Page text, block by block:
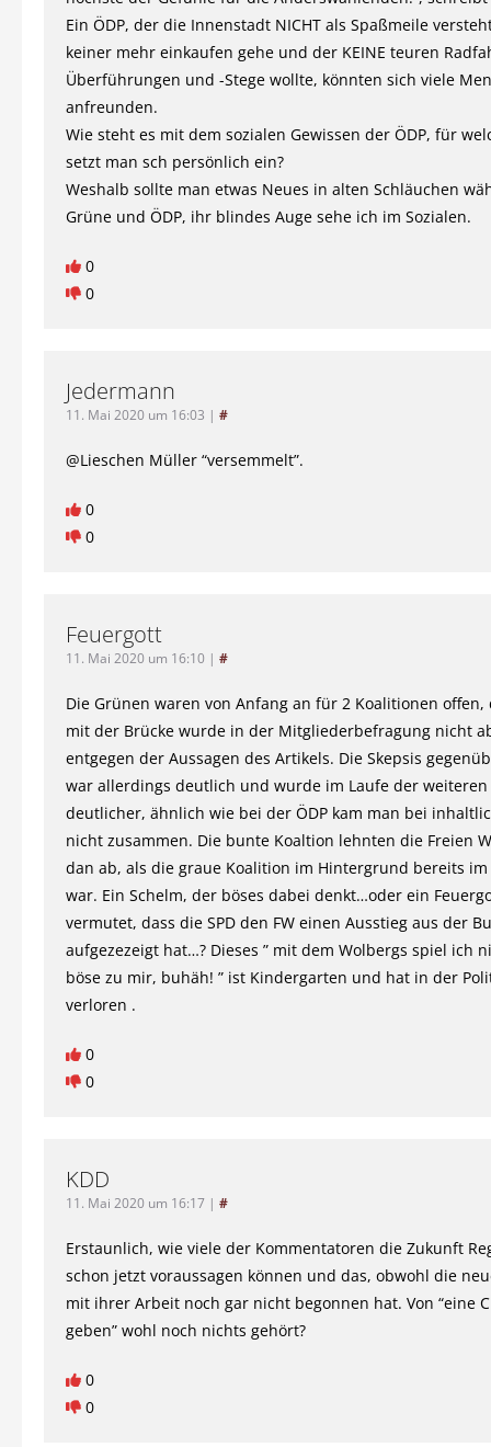
Ein ÖDP, der die Innenstadt NICHT als Spaßmeile
keiner mehr einkaufen gehe und der KEINE teuren
Überführungen und -Stege wollte, könnten sich viele
anfreunden.
Wie steht es mit dem sozialen Gewissen der ÖDP, für
setzt man sch persönlich ein?
Weshalb sollte man etwas Neues in alten Schläuchen
Grüne und ÖDP, ihr blindes Auge sehe ich im Sozialen.
0
0
Jedermann
11. Mai 2020 um 16:03 | #
@Lieschen Müller “versemmelt”.
0
0
Feuergott
11. Mai 2020 um 16:10 | #
Die Grünen waren von Anfang an für 2 Koalitionen offen,
mit der Brücke wurde in der Mitgliederbefragung nicht
entgegen der Aussagen des Artikels. Die Skepsis
war allerdings deutlich und wurde im Laufe der weiteren
deutlicher, ähnlich wie bei der ÖDP kam man bei
nicht zusammen. Die bunte Koaltion lehnten die Freien
dan ab, als die graue Koalition im Hintergrund bereits im
war. Ein Schelm, der böses dabei denkt…oder ein
vermutet, dass die SPD den FW einen Ausstieg aus der
aufgezezeigt hat…? Dieses ” mit dem Wolbergs spiel ich
böse zu mir, buhäh! ” ist Kindergarten und hat in der
verloren .
0
0
KDD
11. Mai 2020 um 16:17 | #
Erstaunlich, wie viele der Kommentatoren die Zukunft
schon jetzt voraussagen können und das, obwohl die
mit ihrer Arbeit noch gar nicht begonnen hat. Von “eine
geben” wohl noch nichts gehört?
0
0